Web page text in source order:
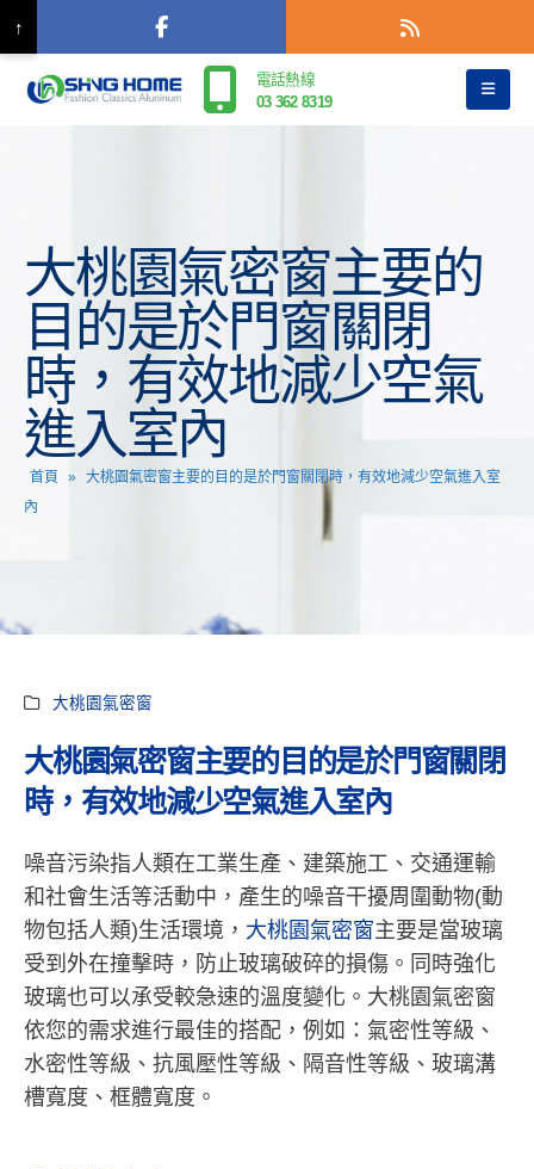
電話熱線
03 362 8319
大桃園氣密窗主要的
目的是於門窗關閉
時，有效地減少空氣
進入室內
首頁 » 大桃園氣密窗主要的目的是於門窗關閉時，有效地減少空氣進入室
內
大桃園氣密窗
大桃園氣密窗主要的目的是於門窗關閉
時，有效地減少空氣進入室內
噪音污染指人類在工業生產、建築施工、交通運輸
和社會生活等活動中，產生的噪音干擾周圍動物(動
物包括人類)生活環境， 大桃園氣密窗主要是當玻璃
受到外在撞擊時，防止玻璃破碎的損傷。同時強化
玻璃也可以承受較急速的溫度變化。大桃園氣密窗
依您的需求進行最佳的搭配，例如：氣密性等級、
水密性等級、抗風壓性等級、隔音性等級、玻璃溝
槽寬度、框體寬度。
↑